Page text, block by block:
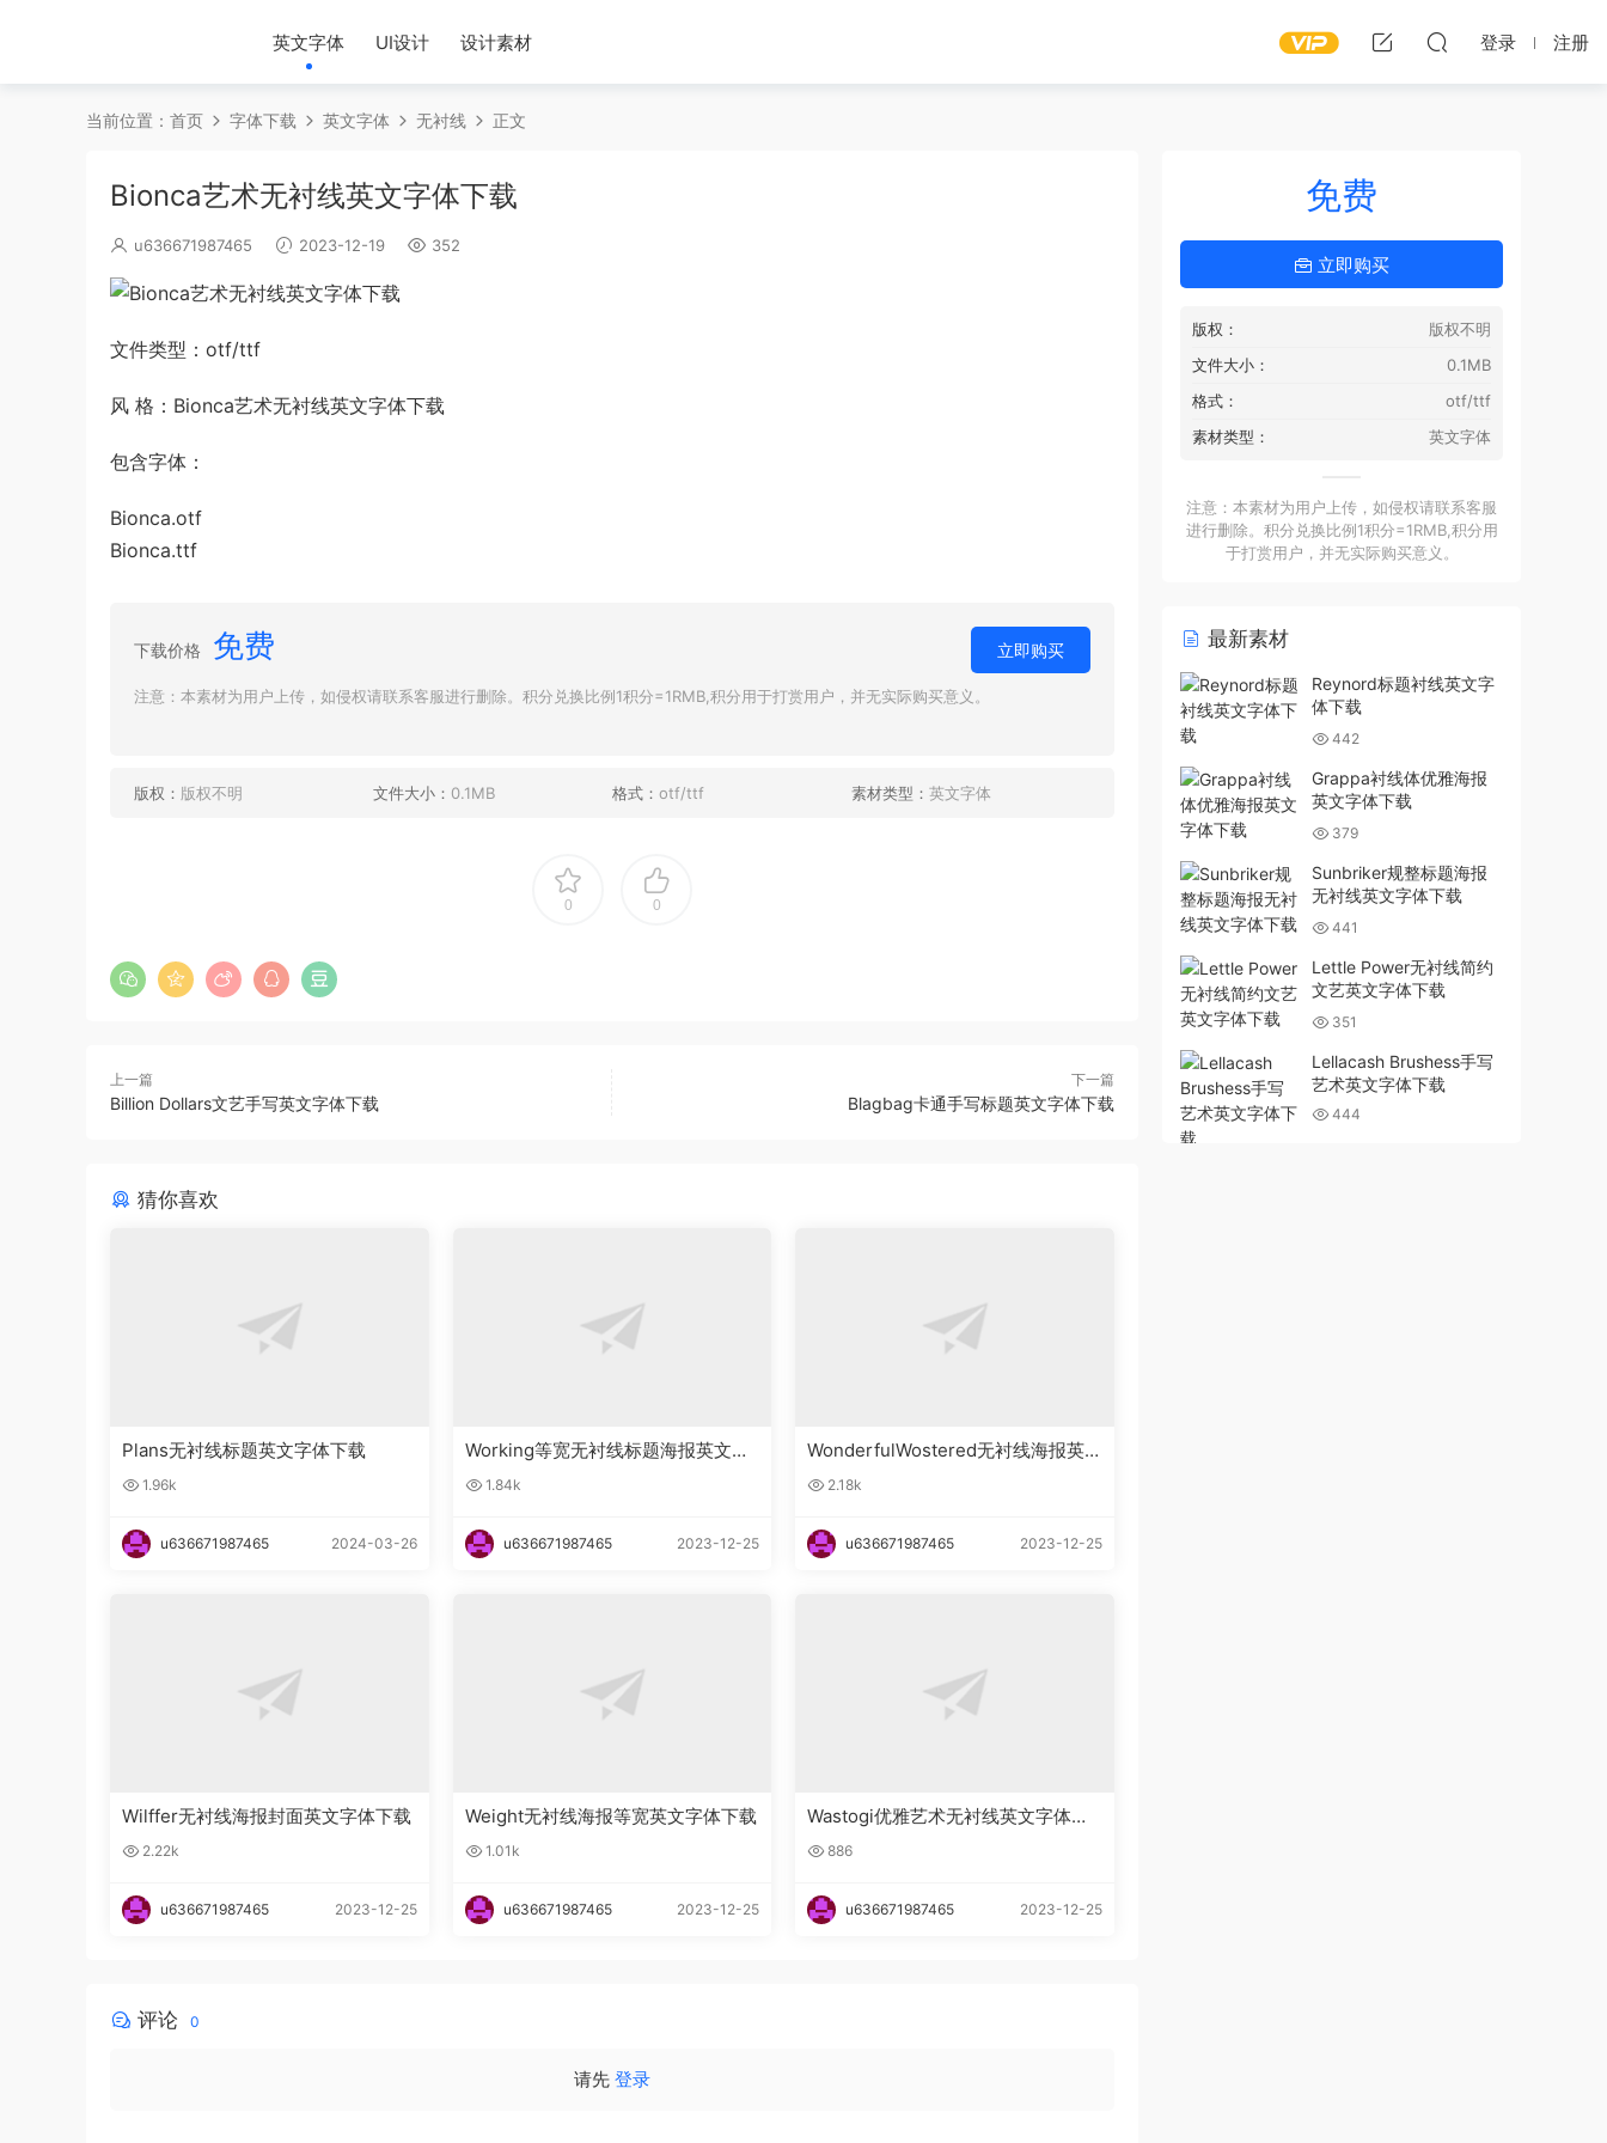
英文字体 UI设计 设计素材 登录 注册
当前位置： 首页 字体下载 英文字体 无衬线 正文
Bionca艺术无衬线英文字体下载
u636671987465 2023-12-19 352
文件类型：otf/ttf
风 格：Bionca艺术无衬线英文字体下载
包含字体：
Bionca.otf
Bionca.ttf
下载价格 免费 立即购买
注意：本素材为用户上传，如侵权请联系客服进行删除。积分兑换比例1积分=1RMB,积分用于打赏用户，并无实际购买意义。
版权： 版权不明 文件大小： 0.1MB 格式： otf/ttf 素材类型： 英文字体
0 0
上一篇
Billion Dollars文艺手写英文字体下载
下一篇
Blagbag卡通手写标题英文字体下载
猜你喜欢
Plans无衬线标题英文字体下载
1.96k
u636671987465 2024-03-26
Working等宽无衬线标题海报英文字
体下载
1.84k
u636671987465 2023-12-25
WonderfulWostered无衬线海报英
文字体下载
2.18k
u636671987465 2023-12-25
Wilffer无衬线海报封面英文字体下载
2.22k
u636671987465 2023-12-25
Weight无衬线海报等宽英文字体下载
1.01k
u636671987465 2023-12-25
Wastogi优雅艺术无衬线英文字体下
载 886
u636671987465 2023-12-25
评论 0
请先 登录
免费
立即购买
版权：
版权不明
文件大小：
0.1MB
格式：
otf/ttf
素材类型：
英文字体
注意：本素材为用户上传，如侵权请联系客服
进行删除。积分兑换比例1积分=1RMB,积分用
于打赏用户，并无实际购买意义。
最新素材
Reynord标题衬线英文字
体下载
442
Grappa衬线体优雅海报
英文字体下载
379
Sunbriker规整标题海报
无衬线英文字体下载
441
Lettle Power无衬线简约
文艺英文字体下载
351
Lellacash Brushess手写
艺术英文字体下载
444